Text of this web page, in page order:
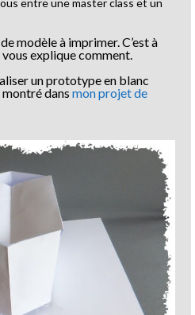
modèle à imprimer. C’est à
explique comment.
un prototype en blanc
montré dans mon projet de